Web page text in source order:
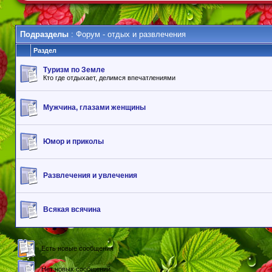
Подразделы : Форум - отдых и развлечения
Раздел
Туризм по Земле
Кто где отдыхает, делимся впечатлениями
Мужчина, глазами женщины
Юмор и приколы
Развлечения и увлечения
Всякая всячина
Есть новые сообщения
Нет новых сообщений